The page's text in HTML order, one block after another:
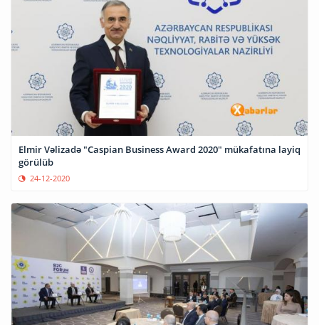
Elmir Vəlizadə "Caspian Business Award 2020" mükafatına layiq
görülüb
24-12-2020